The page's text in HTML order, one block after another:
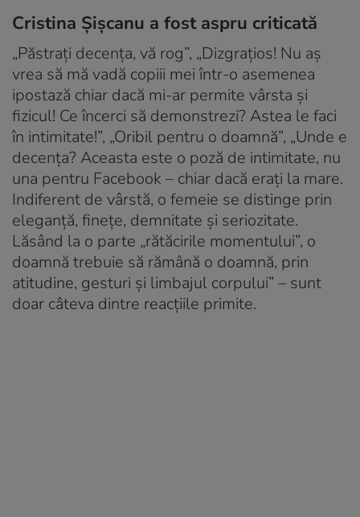
Cristina Șișcanu a fost aspru criticată
„Păstrați decența, vă rog”, „Dizgrațios! Nu aș
vrea să mă vadă copiii mei într-o asemenea
ipostază chiar dacă mi-ar permite vârsta și
fizicul! Ce încerci să demonstrezi? Astea le faci
în intimitate!”, „Oribil pentru o doamnă”, „Unde e
decența? Aceasta este o poză de intimitate, nu
una pentru Facebook – chiar dacă erați la mare.
Indiferent de vârstă, o femeie se distinge prin
eleganță, finețe, demnitate și seriozitate.
Lăsând la o parte „rătăcirile momentului”, o
doamnă trebuie să rămână o doamnă, prin
atitudine, gesturi și limbajul corpului” – sunt
doar câteva dintre reacțiile primite.